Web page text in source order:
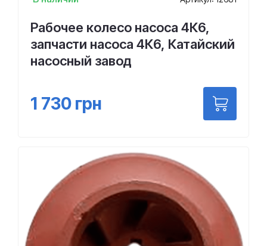
Рабочее колесо насоса 4К6,
запчасти насоса 4К6, Катайский
насосный завод
1 730 грн